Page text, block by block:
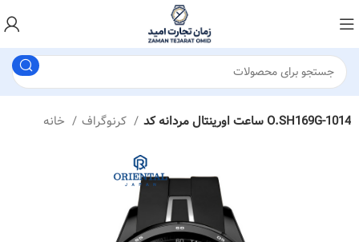
کرنوگراف ساعت اورینتال مردانه کد O.SH169G-1014